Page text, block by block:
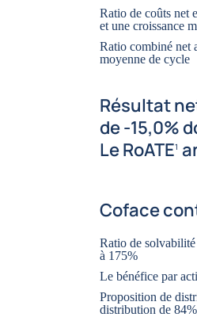
Ratio de coûts net
et une croissance
Ratio combiné net
moyenne de cycle
Résultat
de -15,0%
Le RoATE1
Coface
Ratio de
à 175%
Le bénéfice par
Proposition de
distribution de